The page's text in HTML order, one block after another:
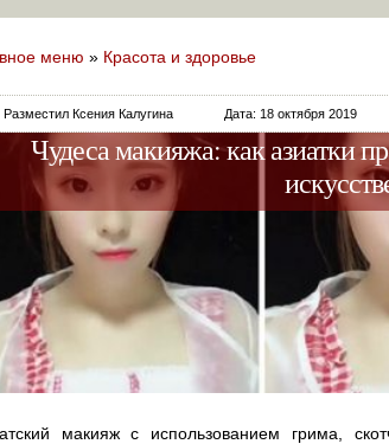
меню » Красота и здоровье
Разместил Ксения Калугина Дата: 18 октября 2019
Чудеса макияжа: как азиатки
макияж с использованием грима,